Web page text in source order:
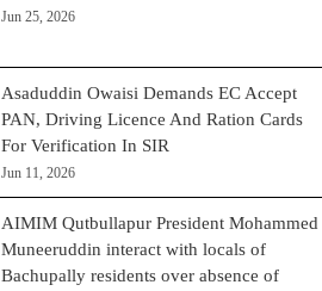
Jun 25, 2026
Asaduddin Owaisi Demands EC Accept
PAN, Driving Licence And Ration Cards
For Verification In SIR
Jun 11, 2026
AIMIM Qutbullapur President Mohammed
Muneeruddin interact with locals of
Bachupally residents over absence of